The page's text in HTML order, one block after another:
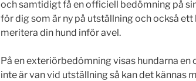
och samtidigt få en officiell bedömning på
för dig som är ny på utställning och också
meritera din hund inför avel.
På en exteriörbedömning visas hundarna en
inte är van vid utställning så kan det kännas